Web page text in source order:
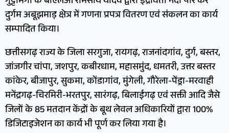
दुर्गम अबूझमाड़ क्षेत्र में गणना प्रपत्र वितरण एवं संकलन का कार्य
सम्पादित किया।
छत्तीसगढ़ राज्य के जिला सरगुजा, रायगढ़, राजनांदगांव, दुर्ग, बस्तर,
जांजगीर चांपा, जशपुर, कबीरधाम, महासमुंद, धमतरी, उत्तर बस्तर
कांकेर, बीजापुर, सुकमा, कोंडागांव, मुंगेली, गौरेला-पेंड्रा-मरवाही
मनेंद्रगढ़-चिरमिरी-भरतपुर, सारंगढ़, बिलाईगढ़ एवं सक्ती आदि जैसे
जिलों के 85 मतदान केंद्रों के बूथ लेवल अधिकारियों द्वारा 100%
डिजिटाइजेशन का कार्य भी पूर्ण कर लिया गया है।